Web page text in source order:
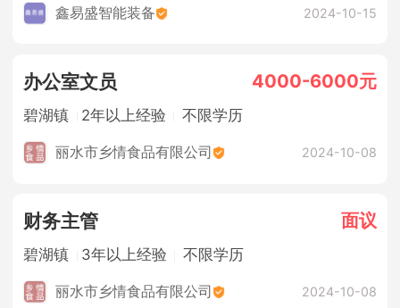
鑫易盛智能装备 2024-10-15
办公室文员 4000-6000元
碧湖镇 2年以上经验 不限学历
丽水市乡情食品有限公司 2024-10-08
财务主管 面议
碧湖镇 3年以上经验 不限学历
丽水市乡情食品有限公司 2024-10-08